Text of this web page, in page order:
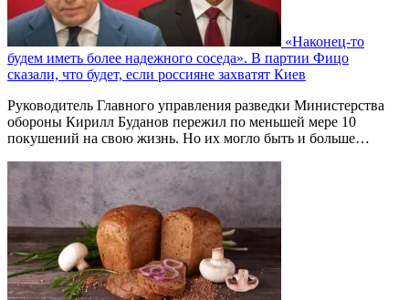
«Наконец-то
будем иметь более надежного соседа». В партии Фицо
сказали, что будет, если россияне захватят Киев
Руководитель Главного управления разведки Министерства
обороны Кирилл Буданов пережил по меньшей мере 10
покушений на свою жизнь. Но их могло быть и больше…